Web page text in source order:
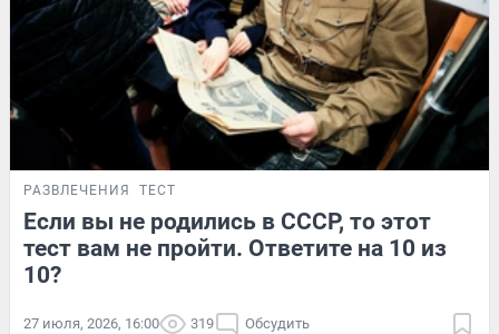
РАЗВЛЕЧЕНИЯ ТЕСТ
Если вы не родились в СССР, то этот
тест вам не пройти. Ответите на 10 из
10?
27 июля, 2026, 16:00 319 Обсудить